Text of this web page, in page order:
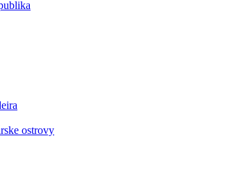
ostrovy